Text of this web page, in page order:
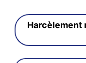
Harcèlement